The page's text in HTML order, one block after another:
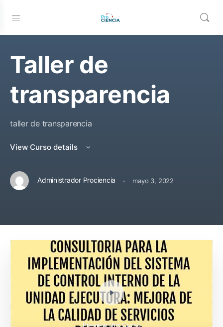
Taller de
transparencia
taller de transparencia
View Curso details
Administrador Prociencia · mayo 3, 2022
Preview this Curso